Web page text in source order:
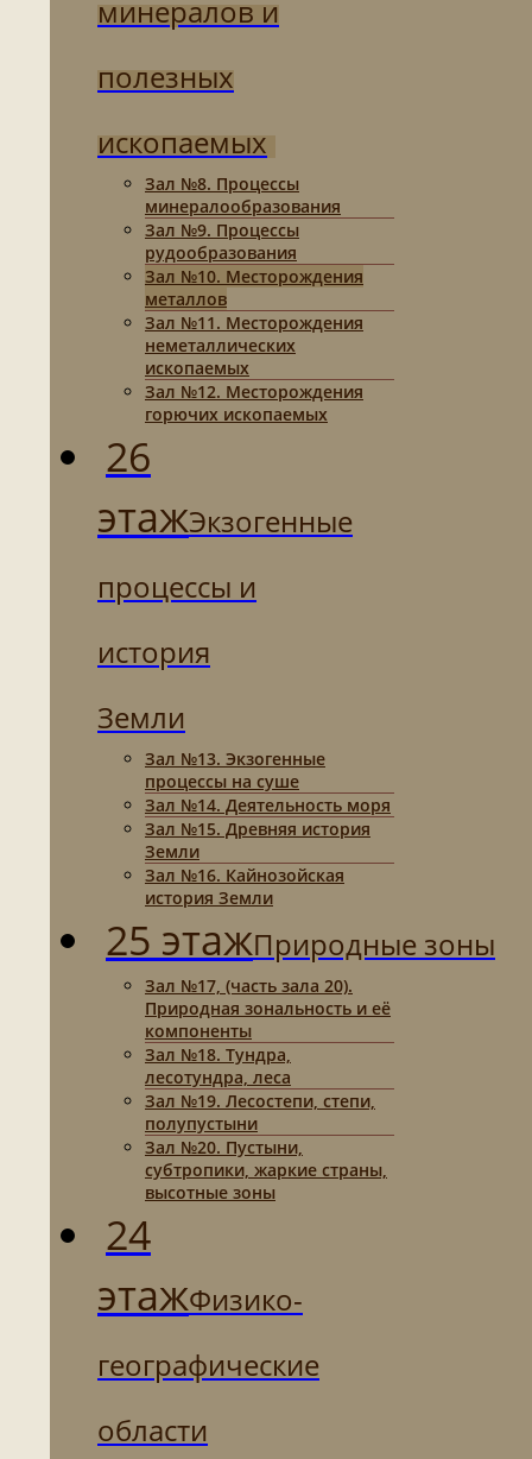
минералов и
полезных
ископаемых
Зал №8. Процессы
минералообразования
Зал №9. Процессы
рудообразования
Зал №10. Месторождения
металлов
Зал №11. Месторождения
неметаллических
ископаемых
Зал №12. Месторождения
горючих ископаемых
26
этажЭкзогенные
процессы и
история
Земли
Зал №13. Экзогенные
процессы на суше
Зал №14. Деятельность моря
Зал №15. Древняя история
Земли
Зал №16. Кайнозойская
история Земли
25 этажПриродные зоны
Зал №17, (часть зала 20).
Природная зональность и её
компоненты
Зал №18. Тундра,
лесотундра, леса
Зал №19. Лесостепи, степи,
полупустыни
Зал №20. Пустыни,
субтропики, жаркие страны,
высотные зоны
24
этажФизико-
географические
области